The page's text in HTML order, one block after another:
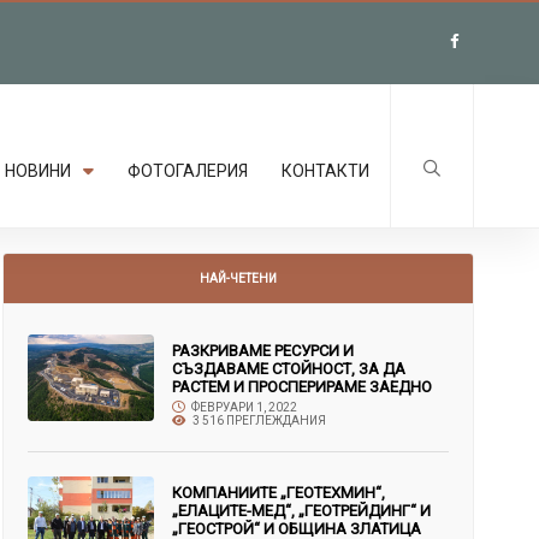
НОВИНИ ФОТОГАЛЕРИЯ КОНТАКТИ
НАЙ-ЧЕТЕНИ
РАЗКРИВАМЕ РЕСУРСИ И
СЪЗДАВАМЕ СТОЙНОСТ, ЗА ДА
РАСТЕМ И ПРОСПЕРИРАМЕ ЗАЕДНО
ФЕВРУАРИ 1, 2022
3 516 ПРЕГЛЕЖДАНИЯ
КОМПАНИИТЕ „ГЕОТЕХМИН“,
„ЕЛАЦИТЕ-МЕД“, „ГЕОТРЕЙДИНГ“ И
„ГЕОСТРОЙ“ И ОБЩИНА ЗЛАТИЦА